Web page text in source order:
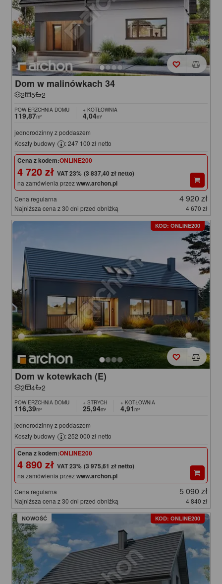
Dom w malinówkach 34
2 5 2
POWIERZCHNIA DOMU
119,87m²
+ KOTŁOWNIA
4,04m²
jednorodzinny z poddaszem
Koszty budowy
: 247 100 zł netto
Cena z kodem:ONLINE200
4 720 zł (3 837,40 zł netto)
na zamówienia przezwww.archon.pl
Cena regularna 4 920 zł
Najniższa cena z 30 dni przed obniżką 4 670 zł
KOD: ONLINE200
Dom w kotewkach (E)
2 4 2
POWIERZCHNIA DOMU
116,39m²
+ STRYCH
25,94m²
+ KOTŁOWNIA
4,91m²
jednorodzinny z poddaszem
Koszty budowy
: 252 000 zł netto
Cena z kodem:ONLINE200
4 890 zł (3 975,61 zł netto)
na zamówienia przezwww.archon.pl
Cena regularna 5 090 zł
Najniższa cena z 30 dni przed obniżką 4 840 zł
NOWOŚĆ KOD: ONLINE200